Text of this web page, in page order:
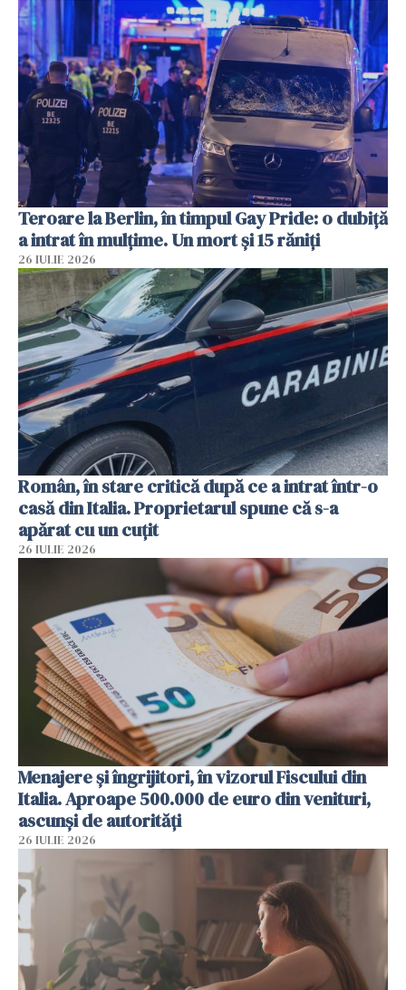
Teroare la Berlin, în timpul Gay Pride: o dubiță
a intrat în mulțime. Un mort și 15 răniți
26 IULIE 2026
Român, în stare critică după ce a intrat într-o
casă din Italia. Proprietarul spune că s-a
apărat cu un cuțit
26 IULIE 2026
Menajere și îngrijitori, în vizorul Fiscului din
Italia. Aproape 500.000 de euro din venituri,
ascunși de autorități
26 IULIE 2026